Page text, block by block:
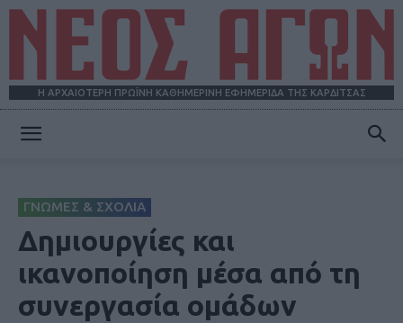
Η ΑΡΧΑΙΟΤΕΡΗ ΠΡΩΪΝΗ ΚΑΘΗΜΕΡΙΝΗ ΕΦΗΜΕΡΙΔΑ ΤΗΣ ΚΑΡΔΙΤΣΑΣ
ΓΝΩΜΕΣ & ΣΧΟΛΙΑ
Δημιουργίες και
ικανοποίηση μέσα από τη
συνεργασία ομάδων